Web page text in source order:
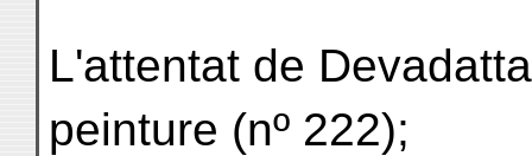
L'attentat de
peinture (nº 222);